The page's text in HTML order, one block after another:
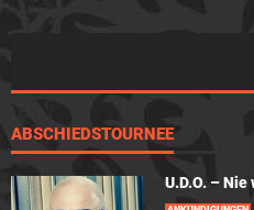
ABSCHIEDSTOURNEE
U.D.O. –